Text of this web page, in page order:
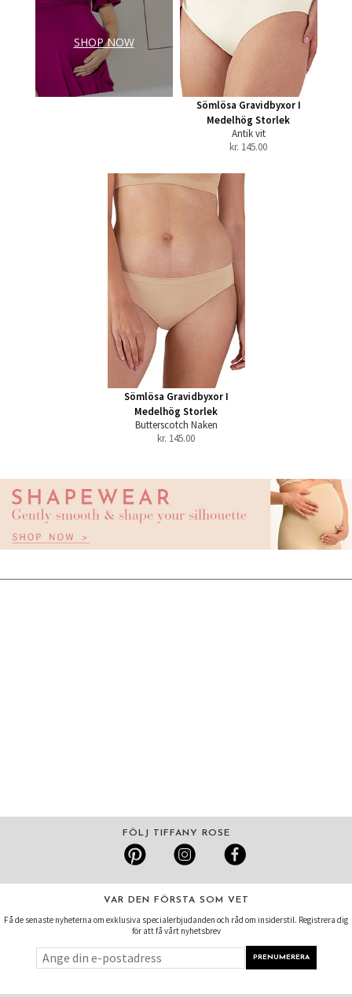
SHOP NOW
Sömlösa Gravidbyxor I
Medelhög Storlek
Antik vit
kr. 145.00
Sömlösa Gravidbyxor I
Medelhög Storlek
Butterscotch Naken
kr. 145.00
FÖLJ TIFFANY ROSE
VAR DEN FÖRSTA SOM VET
Få de senaste nyheterna om exklusiva specialerbjudanden och råd om insiderstil. Registrera dig
för att få vårt nyhetsbrev